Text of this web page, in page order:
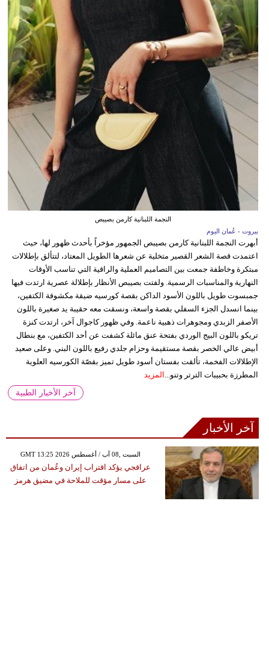
النجمة اللبنانية كارمن بصيبص
بيروت - عُمان اليوم
أبهرت النجمة اللبنانية كارمن بصيبص الجمهور مؤخراً بأحدث ظهور لها، حيث
اعتمدت قصة الشعر القصير متخلية عن شعرها الطويل المعتاد، لتتألق بإطلالات
مبتكرة وخاطفة جمعت بين التصاميم العملية والراقية التي تناسب الأوقات
النهارية والمناسبات الرسمية. ولفتت بصيبص الأنظار بإطلالة عصرية ارتدت فيها
جمبسوت طويل باللون الأسود الداكن بقصة كورسيه ضيقة مكشوفة الكتفين،
بينما انسدل الجزء السفلي بقصة واسعة، ونسقت معه حقيبة يد صغيرة باللون
الأصفر الزبدي ومجوهرات ذهبية ناعمة. وفي ظهور كاجوال آخر، ارتدت كنزة
تريكو باللون البيج الوردي بفتحة عنق مائلة كشفت عن أحد الكتفين، مع بنطال
أبيض عالي الخصر بقصة مستقيمة وحزام جلدي رفيع باللون البني. وعلى صعيد
الإطلالات الفخمة، تألقت بفستان أسود طويل تميز بقصّة الكورسيه العلوية
المطرزة بحبيبات الترتر وتنو... المزيد
آخر الأخبار الطبية
آخر الأخبار
GMT 13:25 2026 السبت ,08 آب / أغسطس
عراقجي يؤكد اقتراب إيران وعُمان من اتفاق
على مسار مؤقت للملاحة في مضيق هرمز